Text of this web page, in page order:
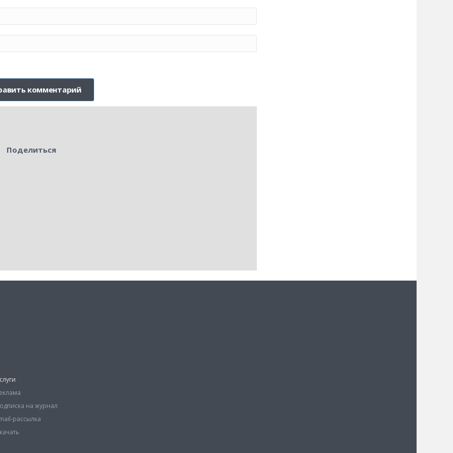
Поделиться
на журнал
рассылка